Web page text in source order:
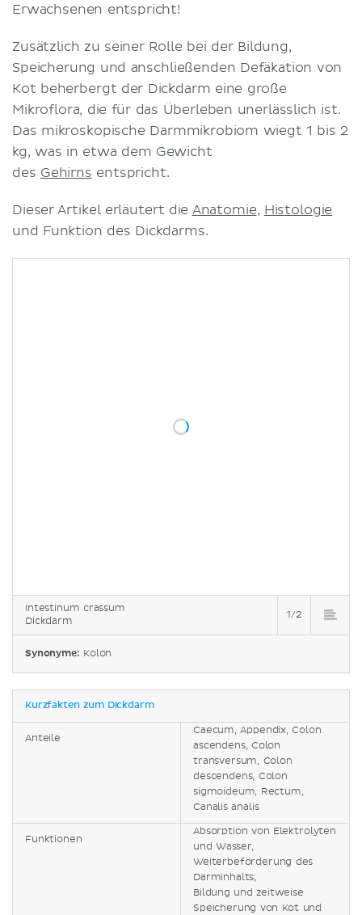
Intestinum crassum
Dickdarm
1/2
Synonyme: Kolon
Erwachsenen entspricht!
Zusätzlich zu seiner Rolle bei der Bildung,
Speicherung und anschließenden Defäkation von
Kot beherbergt der Dickdarm eine große
Mikroflora, die für das Überleben unerlässlich ist.
Das mikroskopische Darmmikrobiom wiegt 1 bis 2
kg, was in etwa dem Gewicht
des Gehirns entspricht.
Dieser Artikel erläutert die Anatomie, Histologie
und Funktion des Dickdarms.
Kurzfakten zum Dickdarm
Anteile
Caecum, Appendix, Colon
ascendens, Colon
transversum, Colon
descendens, Colon
sigmoideum, Rectum,
Canalis analis
Funktionen
Absorption von Elektrolyten
und Wasser,
Weiterbeförderung des
Darminhalts;
Bildung und zeitweise
Speicherung von Kot und